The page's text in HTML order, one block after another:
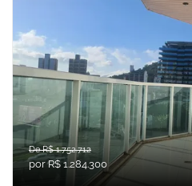
De R$ 1.752.712
por R$ 1.284.300